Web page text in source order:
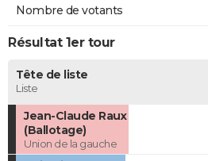
Nombre de votants
Résultat 1er tour
Tête de liste
Liste
Jean-Claude Raux
(Ballotage)
Union de la gauche